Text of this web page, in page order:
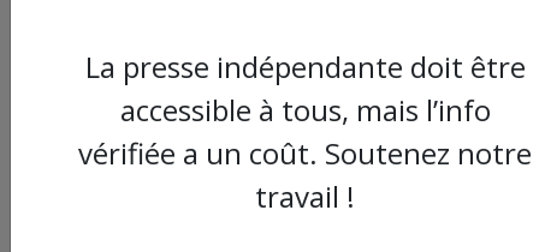
Commander le dernier numéro papier du
Poing !
Voir tous les numéros papier
La presse indépendante doit être
accessible à tous, mais l’info
vérifiée a un coût. Soutenez notre
travail !